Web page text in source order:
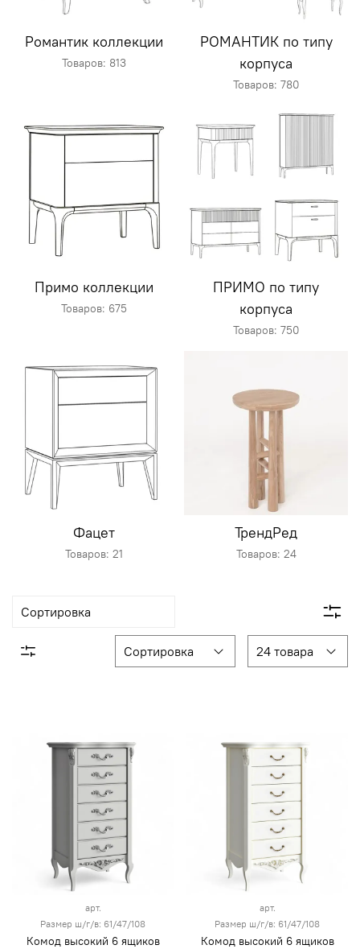
Романтик коллекции
Товаров: 813
РОМАНТИК по типу
корпуса
Товаров: 780
Примо коллекции
Товаров: 675
ПРИМО по типу
корпуса
Товаров: 750
Фацет
Товаров: 21
ТрендРед
Товаров: 24
арт.
Размер ш/г/в: 61/47/108
Комод высокий 6 ящиков
арт.
Размер ш/г/в: 61/47/108
Комод высокий 6 ящиков